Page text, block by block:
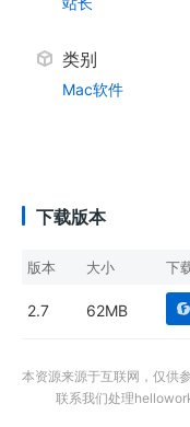
类别
Mac软件
下载版本
版本 大小 下
2.7 62MB
本资源来源于互联网，仅供
联系我们处理